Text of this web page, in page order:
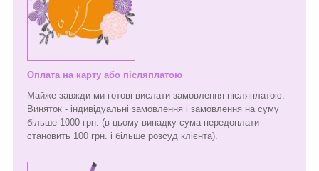
Оплата на карту або післяплатою
Майже завжди ми готові вислати замовлення післяплатою.
Виняток - індивідуальні замовлення і замовлення на суму
більше 1000 грн. (в цьому випадку сума передоплати
становить 100 грн. і більше розсуд клієнта).